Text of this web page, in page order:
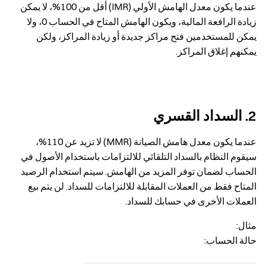
عندما يكون معدل الهامش الأولي (IMR) أقل من 100%، لا يمكن
زيادة الرافعة المالية، ويكون الهامش المتاح في الحساب 0، ولا
يمكن للمستخدمين فتح مراكز جديدة أو زيادة المراكز، ولكن
يمكنهم إغلاق المراكز.
2. السداد القسري
عندما يكون معدل هامش الصيانة (MMR) لا تزيد عن 110%،
سيقوم النظام بالسداد التلقائي للالتزامات باستخدام الأصول في
الحساب لضمان توفر المزيد من الهامش. سيتم استخدام الرصيد
المتاح فقط من العملات المقابلة للالتزامات للسداد. لن يتم بيع
العملات الأخرى في حسابك للسداد.
مثال:
حالة الحساب: